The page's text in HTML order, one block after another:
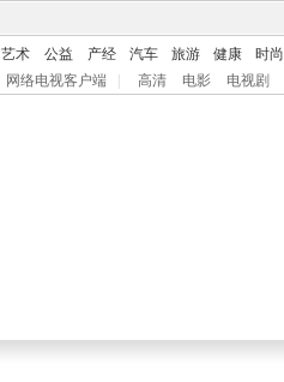
艺术 公益 产经 汽车 旅游 健康 时尚
网络电视客户端 高清 电影 电视剧